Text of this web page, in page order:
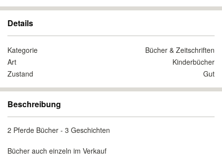
Details
Kategorie
Bücher & Zeitschriften
Art
Kinderbücher
Zustand
Gut
Beschreibung
2 Pferde Bücher - 3 Geschichten
Bücher auch einzeln im Verkauf